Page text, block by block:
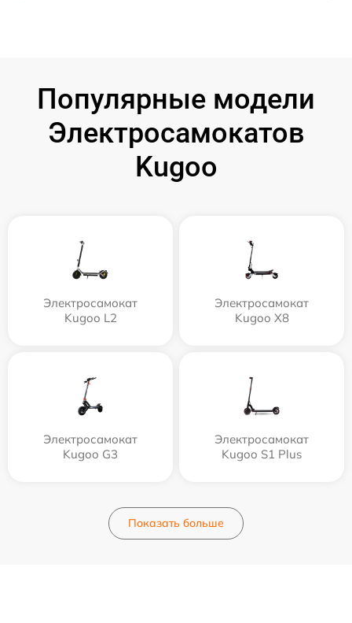
Популярные модели
Электросамокатов
Kugoo
Электросамокат
Kugoo L2
Электросамокат
Kugoo X8
Электросамокат
Kugoo G3
Электросамокат
Kugoo S1 Plus
Показать больше